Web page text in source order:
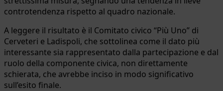
controtendenza rispetto al quadro nazionale.
A leggere il risultato è il Comitato civico “Più Uno” di
Cerveteri e Ladispoli, che sottolinea come il dato più
interessante sia rappresentato dalla partecipazione e dal
ruolo della componente civica, non direttamente
schierata, che avrebbe inciso in modo significativo
sull’esito finale.